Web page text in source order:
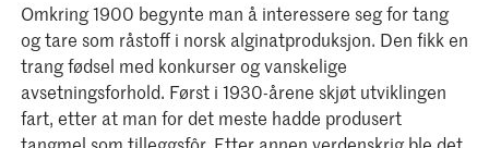
Omkring 1900 begynte man å interessere seg for tang
og tare som råstoff i norsk alginatproduksjon. Den fikk en
trang fødsel med konkurser og vanskelige
avsetningsforhold. Først i 1930-årene skjøt utviklingen
fart, etter at man for det meste hadde produsert